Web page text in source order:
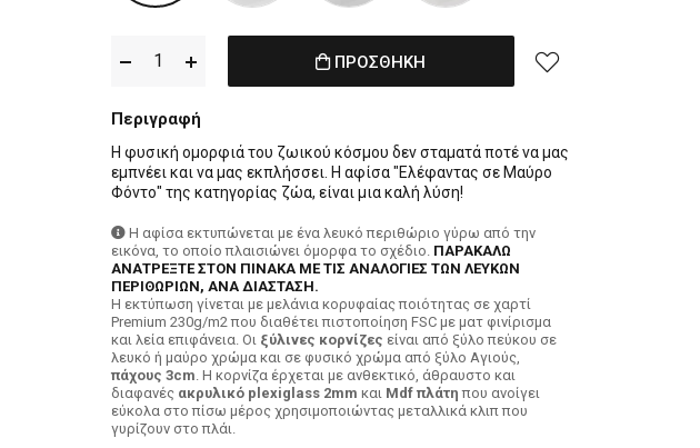
ΠΡΟΣΘΗΚΗ
Περιγραφή
Η φυσική ομορφιά του ζωικού κόσμου δεν σταματά ποτέ να μας
εμπνέει και να μας εκπλήσσει. Η αφίσα "Ελέφαντας σε Μαύρο
Φόντο" της κατηγορίας ζώα, είναι μια καλή λύση!
Η αφίσα εκτυπώνεται με ένα λευκό περιθώριο γύρω από την
εικόνα, το οποίο πλαισιώνει όμορφα το σχέδιο. ΠΑΡΑΚΑΛΩ
ΑΝΑΤΡΕΞΤΕ ΣΤΟΝ ΠΙΝΑΚΑ ΜΕ ΤΙΣ ΑΝΑΛΟΓΙΕΣ ΤΩΝ ΛΕΥΚΩΝ
ΠΕΡΙΘΩΡΙΩΝ, ΑΝΑ ΔΙΑΣΤΑΣΗ.
H εκτύπωση γίνεται με μελάνια κορυφαίας ποιότητας σε χαρτί
Premium 230g/m2 που διαθέτει πιστοποίηση FSC με ματ φινίρισμα
και λεία επιφάνεια. Οι ξύλινες κορνίζες είναι από ξύλο πεύκου σε
λευκό ή μαύρο χρώμα και σε φυσικό χρώμα από ξύλο Αγιούς,
πάχους 3cm. Η κορνίζα έρχεται με ανθεκτικό, άθραυστο και
διαφανές ακρυλικό plexiglass 2mm και Mdf πλάτη που ανοίγει
εύκολα στο πίσω μέρος χρησιμοποιώντας μεταλλικά κλιπ που
γυρίζουν στο πλάι.